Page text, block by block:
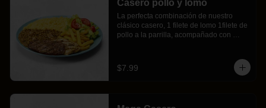
Casero pollo y lomo
La perfecta combinación de nuestro
clásico casero, 1 filete de lomo 1filete de
pollo a la parrilla, acompañado con
$7.99